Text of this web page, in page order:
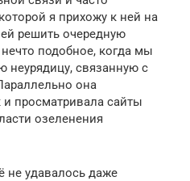
я прихожу к ней на
решить очередную
подобное, когда мы
неурядицу, связанную с
она
просматривала сайты
озеленения
не удавалось даже